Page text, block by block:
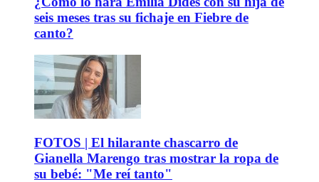
seis meses tras su fichaje en Fiebre de
canto?
FOTOS | El hilarante chascarro de
Gianella Marengo tras mostrar la ropa de
su bebé: "Me reí tanto"